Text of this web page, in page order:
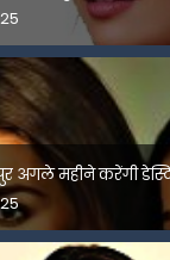
अगले महीने करेंगी